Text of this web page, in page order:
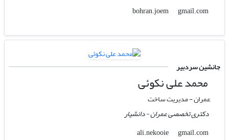
bohran.joem
gmail.com
جانشین سردبیر
محمد علی نکوئی
عمران - مدیریت ساخت
دکتری تخصصی عمران - دانشیار
ali.nekooie
gmail.com